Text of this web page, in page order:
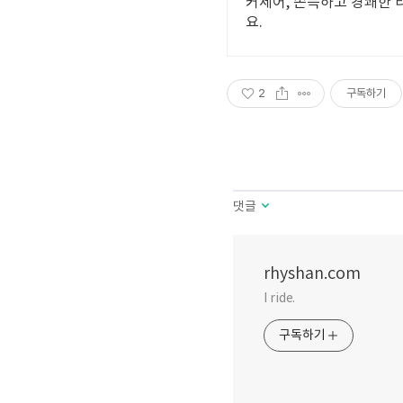
요.
2 구독하기
댓글
rhyshan.com
I ride.
구독하기